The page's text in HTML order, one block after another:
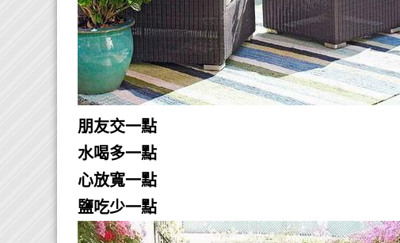
朋友交一點
水喝多一點
心放寬一點
鹽吃少一點